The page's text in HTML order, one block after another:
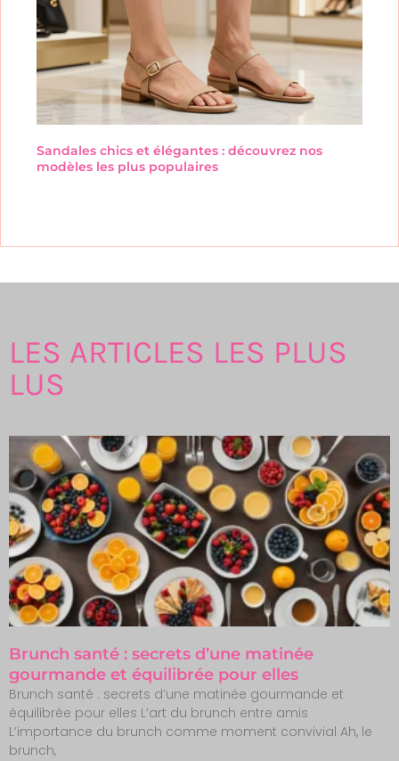
Sandales chics et élégantes : découvrez nos
modèles les plus populaires
LES ARTICLES LES PLUS
LUS
Brunch santé : secrets d’une matinée
gourmande et équilibrée pour elles
Brunch santé : secrets d’une matinée gourmande et
équilibrée pour elles L’art du brunch entre amis
L’importance du brunch comme moment convivial Ah, le
brunch,